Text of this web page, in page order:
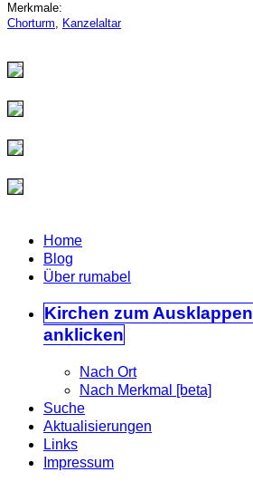
Merkmale:
Chorturm, Kanzelaltar
Home
Blog
Über rumabel
Kirchen zum Ausklappen
anklicken
Nach Ort
Nach Merkmal [beta]
Suche
Aktualisierungen
Links
Impressum